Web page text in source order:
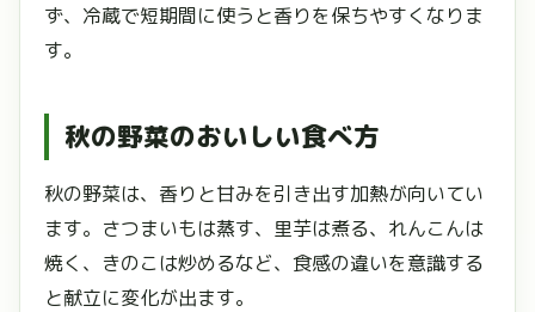
ず、冷蔵で短期間に使うと香りを保ちやすくなりま
す。
秋の野菜のおいしい食べ方
秋の野菜は、香りと甘みを引き出す加熱が向いてい
ます。さつまいもは蒸す、里芋は煮る、れんこんは
焼く、きのこは炒めるなど、食感の違いを意識する
と献立に変化が出ます。